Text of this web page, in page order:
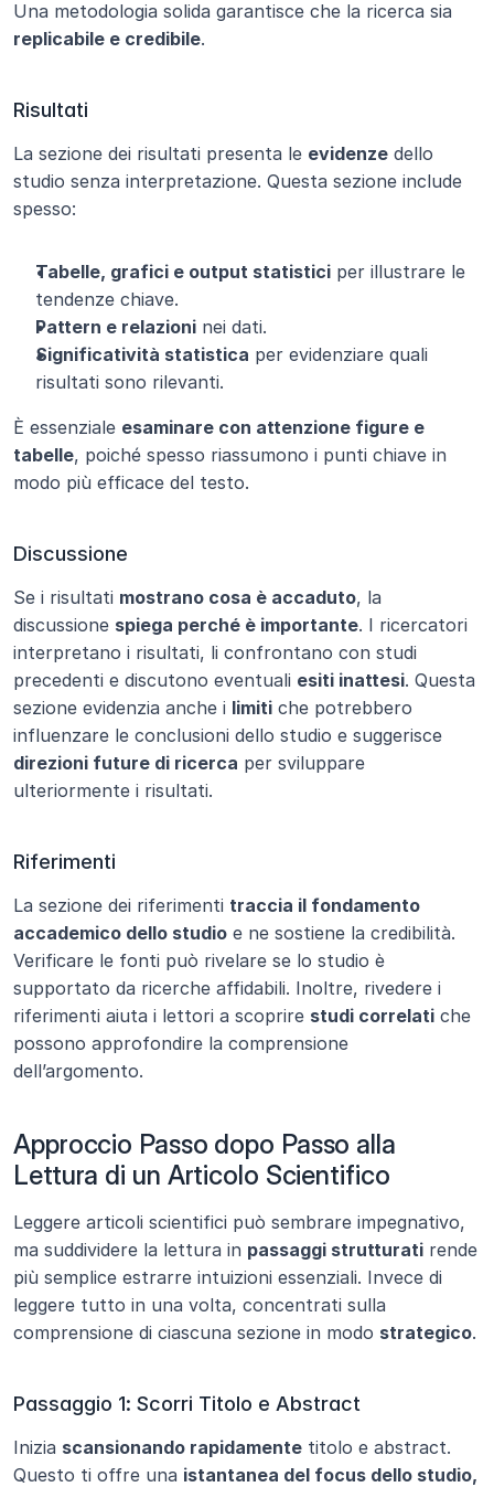
replicabile e credibile.
Risultati
La sezione dei risultati presenta le evidenze dello
studio senza interpretazione. Questa sezione include
spesso:
Tabelle, grafici e output statistici per illustrare le
tendenze chiave.
Pattern e relazioni nei dati.
Significatività statistica per evidenziare quali
risultati sono rilevanti.
È essenziale esaminare con attenzione figure e
tabelle, poiché spesso riassumono i punti chiave in
modo più efficace del testo.
Discussione
Se i risultati mostrano cosa è accaduto, la
discussione spiega perché è importante. I ricercatori
interpretano i risultati, li confrontano con studi
precedenti e discutono eventuali esiti inattesi. Questa
sezione evidenzia anche i limiti che potrebbero
direzioni future di ricerca per sviluppare
ulteriormente i risultati.
Riferimenti
La sezione dei riferimenti traccia il fondamento
accademico dello studio e ne sostiene la credibilità.
Verificare le fonti può rivelare se lo studio è
supportato da ricerche affidabili. Inoltre, rivedere i
riferimenti aiuta i lettori a scoprire studi correlati che
possono approfondire la comprensione
dell’argomento.
Approccio Passo dopo Passo alla
Lettura di un Articolo Scientifico
Leggere articoli scientifici può sembrare impegnativo,
ma suddividere la lettura in passaggi strutturati rende
più semplice estrarre intuizioni essenziali. Invece di
leggere tutto in una volta, concentrati sulla
comprensione di ciascuna sezione in modo strategico.
Passaggio 1: Scorri Titolo e Abstract
Inizia scansionando rapidamente titolo e abstract.
Questo ti offre una istantanea del focus dello studio,